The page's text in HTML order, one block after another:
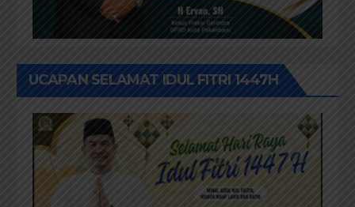
UCAPAN SELAMAT IDUL FITRI 1447H